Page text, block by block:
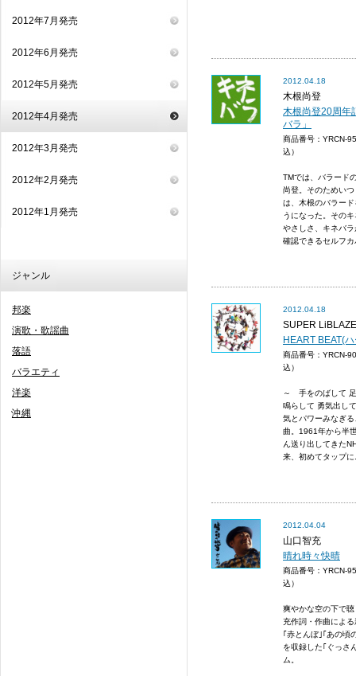
2012年7月発売
2012年6月発売
2012年5月発売
2012年4月発売
2012年3月発売
2012年2月発売
2012年1月発売
ジャンル
邦楽
演歌・歌謡曲
落語
バラエティ
洋楽
沖縄
2012.04.18
木根尚登
木根尚登20周年
バラ」
商品番号：YRCN-
込）
TMでは、バラード
尚登。そのためい
は、木根のバラー
うになった。その
やさしさ、キネバ
確認できるセルフ
2012.04.18
SUPER
HEART BEAT(
商品番号：YRCN-
込）
～ 手をのばして
鳴らして 勇気出し
気とパワーみなぎ
曲。1961年から半
ん送り出してきた
来、初めてタップ
2012.04.04
山口智充
晴れ時々快晴
商品番号：YRCN-
込）
爽やかな空の下で
充作詞・作曲によ
｢赤とんぼ｣｢あの頃
を収録した｢ぐっさ
ム。